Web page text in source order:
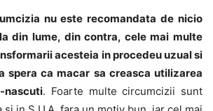
nu este recomandata de nicio
din lume, din contra, cele mai multe
acesteia in procedeu uzual si
spera ca macar sa creasca utilizarea
nascuti. Foarte multe circumcizii sunt